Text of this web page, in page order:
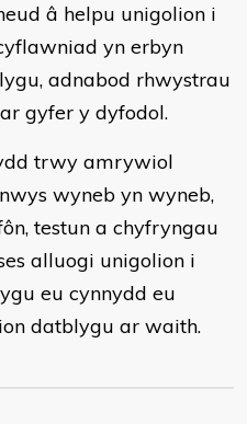
â helpu unigolion i
yn erbyn
adnabod rhwystrau
gyfer y dyfodol.
trwy amrywiol
wyneb yn wyneb,
testun a chyfryngau
alluogi unigolion i
eu cynnydd eu
datblygu ar waith.